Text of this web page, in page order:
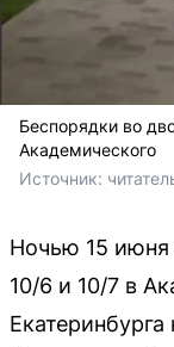
Беспорядки во
Академического
Источник:
Ночью 15 июня
10/6 и 10/7 в